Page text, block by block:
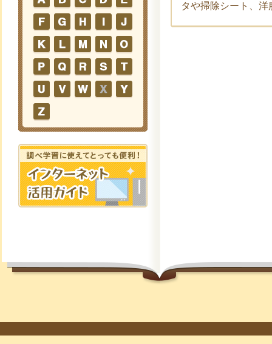
タや掃除シート、